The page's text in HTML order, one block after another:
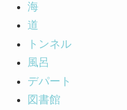
海
道
トンネル
風呂
デパート
図書館